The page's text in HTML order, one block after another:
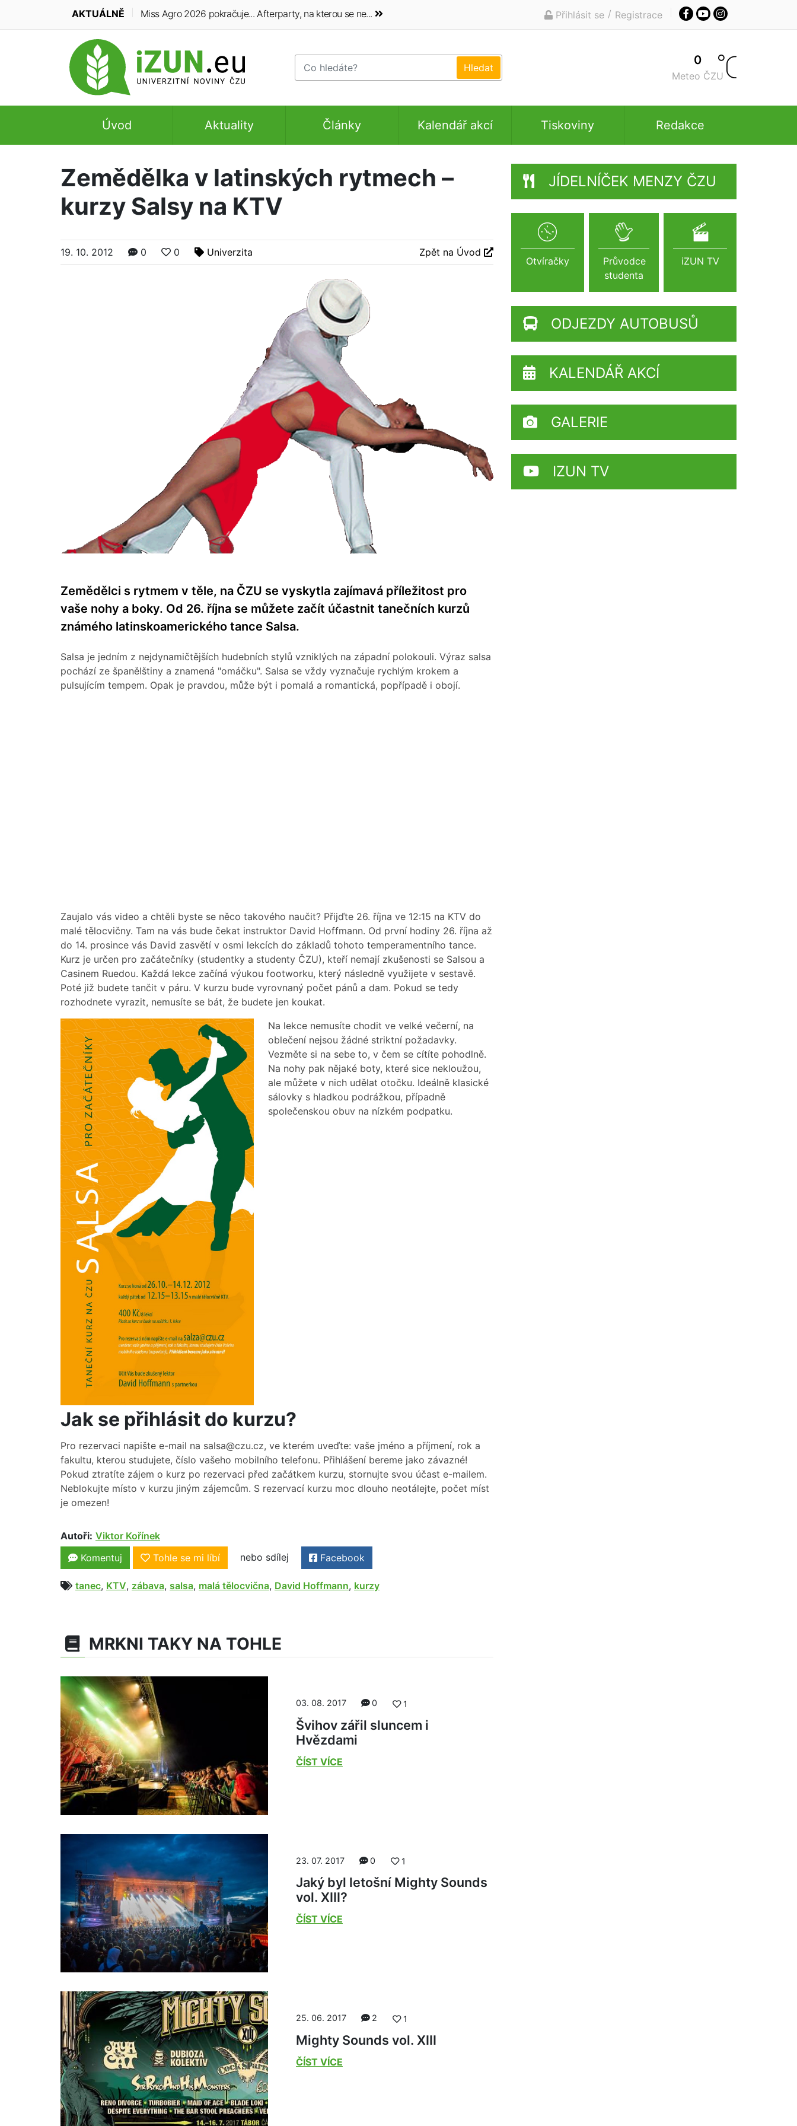
AKTUÁLNĚ Miss Agro 2026 pokračuje... Afterparty, na kterou se ne... Přihlásit se / Registrace
0
Meteo ČZU
Úvod Aktuality Články Kalendář akcí Tiskoviny Redakce
Zemědělka v latinských rytmech –
kurzy Salsy na KTV
19. 10. 2012 0 0 Univerzita Zpět na Úvod
Zemědělci s rytmem v těle, na ČZU se vyskytla zajímavá příležitost pro
vaše nohy a boky. Od 26. října se můžete začít účastnit tanečních kurzů
známého latinskoamerického tance Salsa.
Salsa je jedním z nejdynamičtějších hudebních stylů vzniklých na západní polokouli. Výraz salsa
pochází ze španělštiny a znamená "omáčku". Salsa se vždy vyznačuje rychlým krokem a
pulsujícím tempem. Opak je pravdou, může být i pomalá a romantická, popřípadě i obojí.
Zaujalo vás video a chtěli byste se něco takového naučit? Přijďte 26. října ve 12:15 na KTV do
malé tělocvičny. Tam na vás bude čekat instruktor David Hoffmann. Od první hodiny 26. října až
do 14. prosince vás David zasvětí v osmi lekcích do základů tohoto temperamentního tance.
Kurz je určen pro začátečníky (studentky a studenty ČZU), kteří nemají zkušenosti se Salsou a
Casinem Ruedou. Každá lekce začíná výukou footworku, který následně využijete v sestavě.
Poté již budete tančit v páru. V kurzu bude vyrovnaný počet pánů a dam. Pokud se tedy
rozhodnete vyrazit, nemusíte se bát, že budete jen koukat.
Na lekce nemusíte chodit ve velké večerní, na
oblečení nejsou žádné striktní požadavky.
Vezměte si na sebe to, v čem se cítíte pohodlně.
Na nohy pak nějaké boty, které sice nekloužou,
ale můžete v nich udělat otočku. Ideálně klasické
sálovky s hladkou podrážkou, případně
společenskou obuv na nízkém podpatku.
Jak se přihlásit do kurzu?
Pro rezervaci napište e-mail na salsa@czu.cz, ve kterém uveďte: vaše jméno a příjmení, rok a
fakultu, kterou studujete, číslo vašeho mobilního telefonu. Přihlášení bereme jako závazné!
Pokud ztratíte zájem o kurz po rezervaci před začátkem kurzu, stornujte svou účast e-mailem.
Neblokujte místo v kurzu jiným zájemcům. S rezervací kurzu moc dlouho neotálejte, počet míst
je omezen!
Autoři: Viktor Kořínek
Komentuj
Tohle se mi líbí nebo sdílej Facebook
tanec, KTV, zábava, salsa, malá tělocvična, David Hoffmann, kurzy
MRKNI TAKY NA TOHLE
03. 08. 2017 0 1
Švihov zářil sluncem i
Hvězdami
ČÍST VÍCE
23. 07. 2017 0 1
Jaký byl letošní Mighty Sounds
vol. XIII?
ČÍST VÍCE
25. 06. 2017 2 1
Mighty Sounds vol. XIII
ČÍST VÍCE
JÍDELNÍČEK MENZY ČZU
Otvíračky
Průvodce
studenta
iZUN TV
ODJEZDY AUTOBUSŮ
KALENDÁŘ AKCÍ
GALERIE
IZUN TV